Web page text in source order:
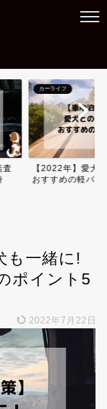
査
カーライフ
【2022年】愛犬
おすすめの軽バ
も一緒に!
ポイント5
2022年7月22日